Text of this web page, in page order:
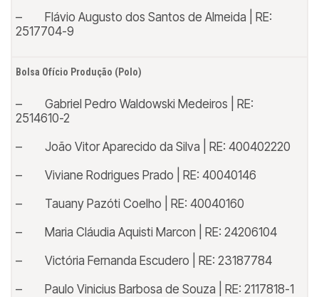
– Flávio Augusto dos Santos de Almeida | RE:
2517704-9
Bolsa Ofício Produção (Polo)
– Gabriel Pedro Waldowski Medeiros | RE:
2514610-2
– João Vitor Aparecido da Silva | RE: 400402220
– Viviane Rodrigues Prado | RE: 40040146
– Tauany Pazóti Coelho | RE: 40040160
– Maria Cláudia Aquisti Marcon | RE: 24206104
– Victória Fernanda Escudero | RE: 23187784
– Paulo Vinicius Barbosa de Souza | RE: 2117818-1